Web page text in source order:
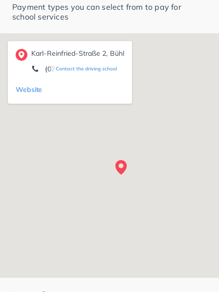
Payment types you can select from to pay for
school services
Karl-Reinfried-Straße 2, Bühl
Contact the driving school
(07223) 8 38 88
Website